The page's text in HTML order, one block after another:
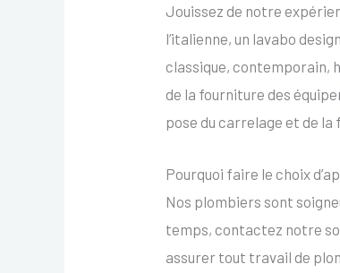
Jouissez de notre
l’italienne, un lavabo
classique, contemporain,
de la fourniture des
pose du carrelage et de la
Pourquoi faire le choix
Nos plombiers sont
temps, contactez notre
assurer tout travail de